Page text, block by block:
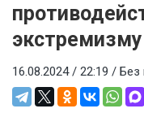
экстремизму
16.08.2024 / 22:19 / Без